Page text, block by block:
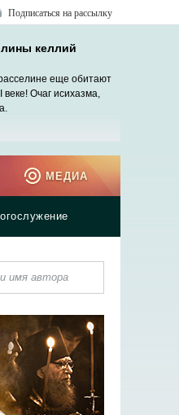
Подписаться на рассылку
келлий
еще обитают
Очаг исихазма,
МЕДИА